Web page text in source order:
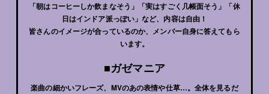
「朝はコーヒーしか飲まなそう」「実はすごく几帳面そう」「休
日はインドア派っぽい」など、内容は自由！
皆さんのイメージが合っているのか、メンバー自身に答えてもら
います。
■ガゼマニア
楽曲の細かいフレーズ、MVのあの表情や仕草…。全体を見るだ